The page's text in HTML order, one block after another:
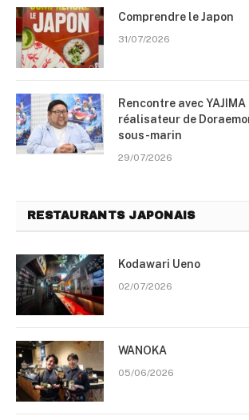
Comprendre le Japon
31/07/2026
Rencontre avec
réalisateur de
sous-marin
29/07/2026
RESTAURANTS JAPONAIS
Kodawari Ueno
02/07/2026
WANOKA
05/06/2026